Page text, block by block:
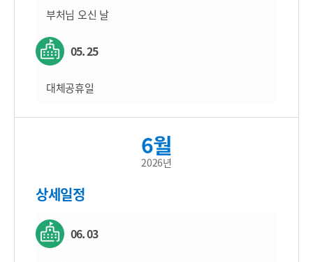
부처님 오신 날
05. 25
대체공휴일
6월
2026년
상세일정
06. 03